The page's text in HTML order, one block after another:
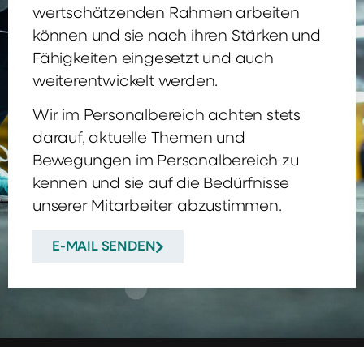
wertschätzenden Rahmen arbeiten
können und sie nach ihren Stärken und
Fähigkeiten eingesetzt und auch
weiterentwickelt werden.
Wir im Personalbereich achten stets
darauf, aktuelle Themen und
Bewegungen im Personalbereich zu
kennen und sie auf die Bedürfnisse
unserer Mitarbeiter abzustimmen.
E-MAIL SENDEN